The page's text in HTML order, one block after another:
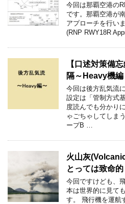
今回は那覇空港の
です。那覇空港が
アプローチを行い
(RNP RWY18R
【口述対策備
隔～Heavy機編
今回は後方乱気流
設定は「管制方式
度読んでも分かり
ゃごちゃしてしま
ープB …
火山灰
とっては致命的
今回ですけども、
本は世界的に見て
す。 飛行機を運航